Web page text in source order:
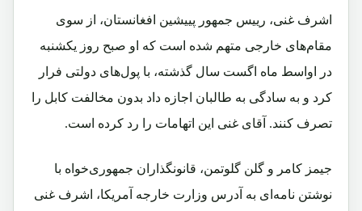
اشرف غنی، رییس جمهور پییشین افغانستان، از سوی
مقام‌های خارجی متهم شده است که او صبح روز یکشنبه
در اواسط ماه اگست سال گذشته، با پول‌های دولتی فرار
کرد و به سادگی به طالبان اجازه داد بدون مخالفت کابل را
تصرف کنند. آقای غنی این اتهامات را رد کرده است.
جیمز کامر و گلن گلوتمن، قانونگذاران جمهوری‌خواه با
نوشتن نامه‌ای به آدرس وزارت خارجه آمریکا، اشرف غنی